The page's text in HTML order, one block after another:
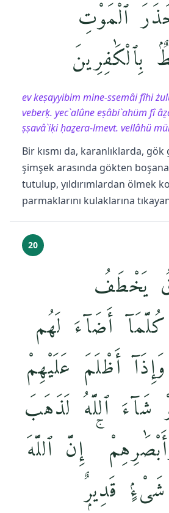
ٱلْمَوْتِ
بِٱلْكَٰفِرِينَ
ev keṣayyibim mine-ssemâi fîhi
veberḳ. yec`alûne eṣâbi`ahüm fî
ṣṣavâ`iḳi ḥaẕera-lmevt. vellâhü
Bir kısmı da, karanlıklarda,
şimşek arasında gökten
tutulup, yıldırımlardan ölmek
parmaklarını kulaklarına
20
يَخْطَفُ
أَضَآءَ لَهُم
أَظْلَمَ عَلَيْهِمْ
شَآءَ ٱللَّهُ لَذَهَبَ
إِنَّ ٱللَّهَ
قَدِيرٌۭ